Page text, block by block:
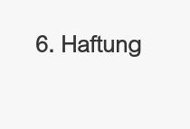
6. Haftung